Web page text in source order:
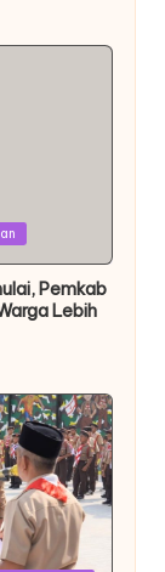
Pemkab
Lebih